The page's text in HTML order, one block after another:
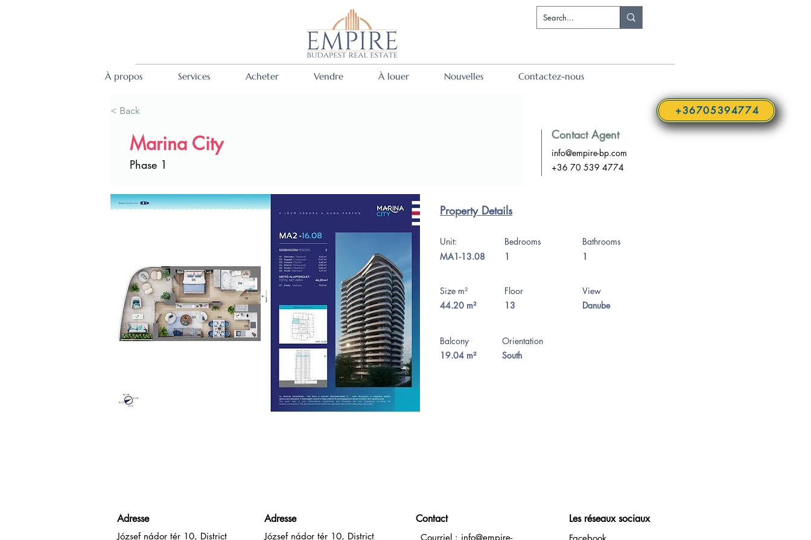
+36705394774
À propos Services Acheter Vendre À louer Nouvelles Contactez-nous
< Back
Marina City
Phase 1
Contact Agent
info@empire-bp.com
+36 70 539 4774
Property Details
Unit:
MA1-13.08
Bedrooms
1
Bathrooms
1
Size m²
44.20 m²
Floor
13
View
Danube
Balcony
19.04 m²
Orientation
South
Adresse
József nádor tér 10, District
Adresse
József nádor tér 10, District
Contact
Courriel : info@empire-
Les réseaux sociaux